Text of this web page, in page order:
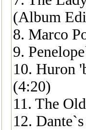
(Album
8. Marco
9.
10. Huron
(4:20)
11. The
12.